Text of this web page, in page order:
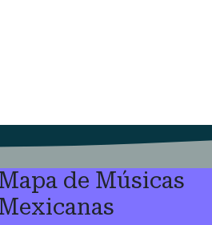
de Músicas